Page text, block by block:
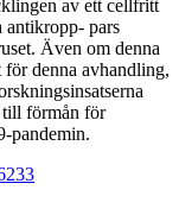
av ett cellfritt
antikropp- pars
Även om denna
för denna avhandling,
till förmån för
pandemin.